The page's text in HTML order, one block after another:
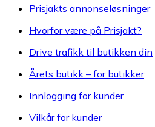
Prisjakts annonseløsninger
Hvorfor være på Prisjakt?
Drive trafikk til butikken din
Årets butikk – for butikker
Innlogging for kunder
Vilkår for kunder